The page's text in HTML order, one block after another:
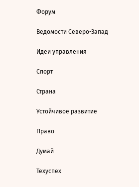
Форум
Ведомости Северо-Запад
Идеи управления
Спорт
Страна
Устойчивое развитие
Право
Думай
Техуспех